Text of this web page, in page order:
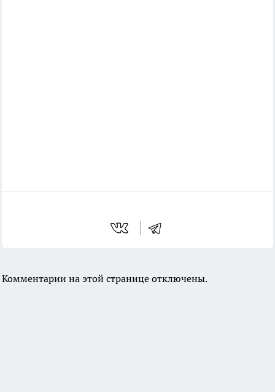
Комментарии на этой странице отключены.